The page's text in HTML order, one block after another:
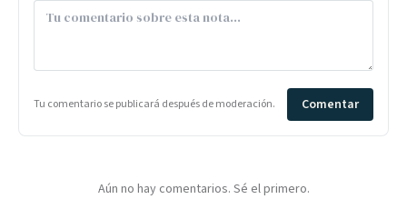
Tu comentario se publicará después de moderación. Comentar
Aún no hay comentarios. Sé el primero.